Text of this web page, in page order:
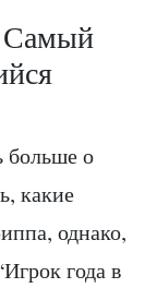
Самый
больше о
какие
однако,
года в